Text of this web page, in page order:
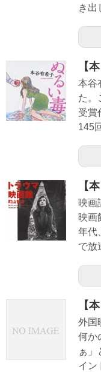
き出
【
本谷
た。
受賞
145
【
映画
映画
年代
で放
【
外国
何か
ぁ」
イン